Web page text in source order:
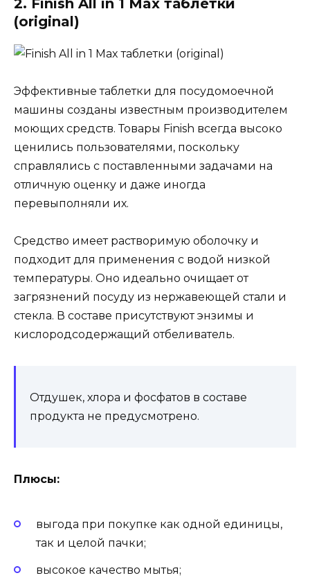
(original)
Эффективные таблетки для посудомоечной
машины созданы известным производителем
моющих средств. Товары Finish всегда высоко
ценились пользователями, поскольку
справлялись с поставленными задачами на
отличную оценку и даже иногда
перевыполняли их.
Средство имеет растворимую оболочку и
подходит для применения с водой низкой
температуры. Оно идеально очищает от
загрязнений посуду из нержавеющей стали и
стекла. В составе присутствуют энзимы и
кислородсодержащий отбеливатель.
Отдушек, хлора и фосфатов в составе
продукта не предусмотрено.
Плюсы:
выгода при покупке как одной единицы,
так и целой пачки;
высокое качество мытья;